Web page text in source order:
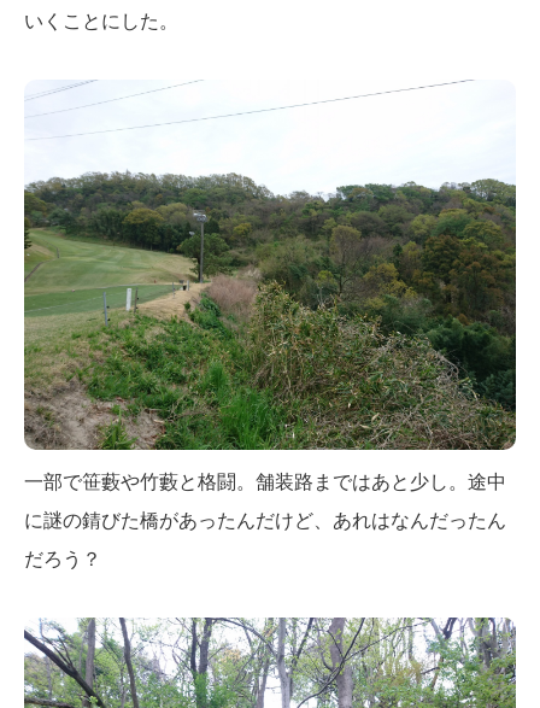
いくことにした。
一部で笹藪や竹藪と格闘。舗装路まではあと少し。途中
に謎の錆びた橋があったんだけど、あれはなんだったん
だろう？